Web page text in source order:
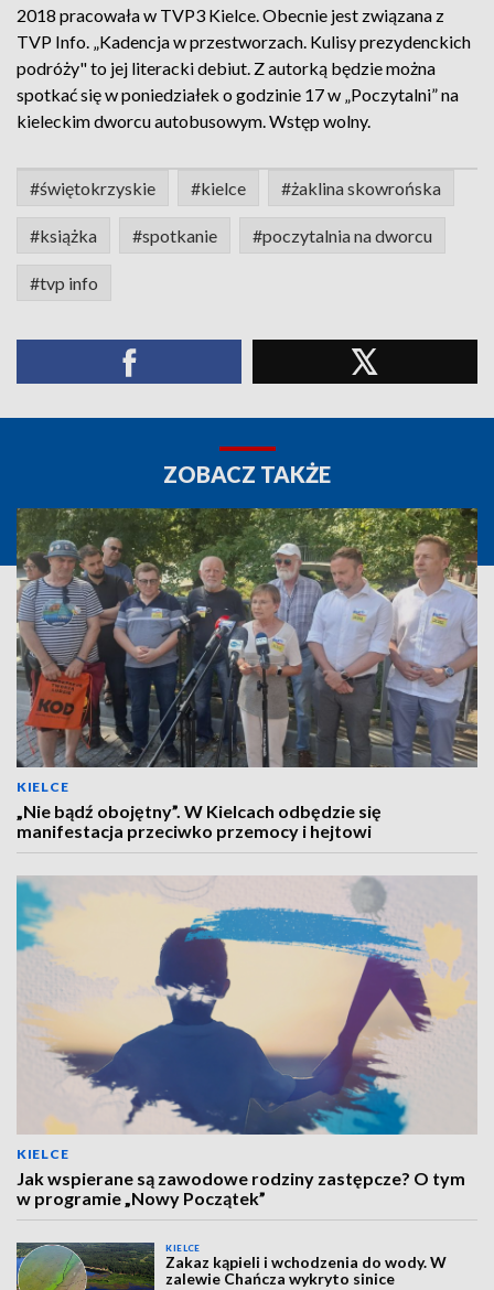
2018 pracowała w TVP3 Kielce. Obecnie jest związana z
TVP Info. „Kadencja w przestworzach. Kulisy prezydenckich
podróży" to jej literacki debiut. Z autorką będzie można
spotkać się w poniedziałek o godzinie 17 w „Poczytalni” na
kieleckim dworcu autobusowym. Wstęp wolny.
#świętokrzyskie #kielce #żaklina skowrońska
#książka #spotkanie #poczytalnia na dworcu
#tvp info
ZOBACZ TAKŻE
KIELCE
„Nie bądź obojętny”. W Kielcach odbędzie się
manifestacja przeciwko przemocy i hejtowi
KIELCE
Jak wspierane są zawodowe rodziny zastępcze? O tym
w programie „Nowy Początek”
KIELCE
Zakaz kąpieli i wchodzenia do wody. W
zalewie Chańcza wykryto sinice